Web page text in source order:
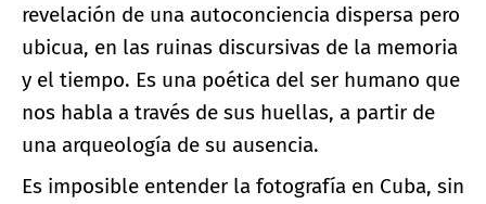
revelación de una autoconciencia dispersa pero
ubicua, en las ruinas discursivas de la memoria
y el tiempo. Es una poética del ser humano que
nos habla a través de sus huellas, a partir de
una arqueología de su ausencia.
Es imposible entender la fotografía en Cuba, sin